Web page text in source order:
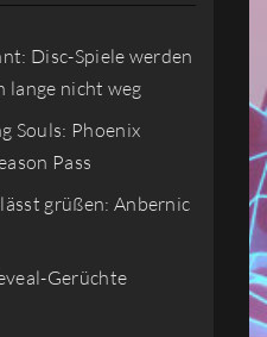
Disc-Spiele werden
lange nicht weg
Souls: Phoenix
Pass
grüßen: Anbernic
Gerüchte